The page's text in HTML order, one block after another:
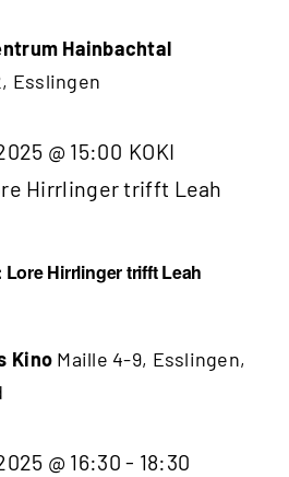
Hainbachtal
Esslingen
Lore Hirrlinger trifft Leah
@ 15:00 KOKI
Hirrlinger trifft Leah
Kino Maille 4-9, Esslingen,
@ 16:30 - 18:30